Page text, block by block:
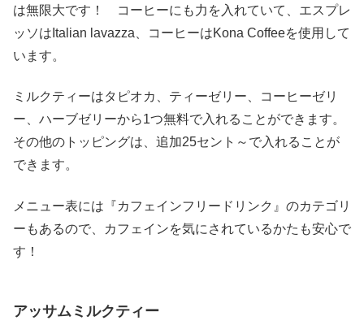
は無限大です！ コーヒーにも力を入れていて、エスプレ
ッソはItalian lavazza、コーヒーはKona Coffeeを使用して
います。
ミルクティーはタピオカ、ティーゼリー、コーヒーゼリ
ー、ハーブゼリーから1つ無料で入れることができます。
その他のトッピングは、追加25セント～で入れることが
できます。
メニュー表には『カフェインフリードリンク』のカテゴリ
ーもあるので、カフェインを気にされているかたも安心で
す！
アッサムミルクティー